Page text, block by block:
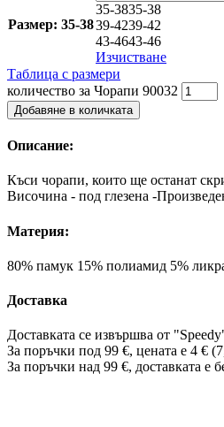
Размер: 35-38
35-3835-38
39-4239-42
43-4643-46
Изчистване
Таблица с размери
количество за Чорапи 90032
Добавяне в количката
Описание:
Къси чорапи, които ще останат
Височина - под глезена -
Материя:
80% памук 15% полиамид 5%
Доставка
Доставката се извършва от
За поръчки под 99 €, цената е 4 €
За поръчки над 99 €, доставката е